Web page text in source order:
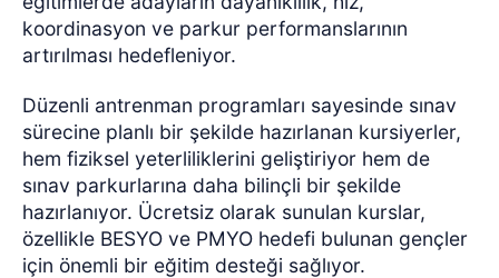
koordinasyon ve parkur performanslarının
artırılması hedefleniyor.
Düzenli antrenman programları sayesinde sınav
sürecine planlı bir şekilde hazırlanan kursiyerler,
hem fiziksel yeterliliklerini geliştiriyor hem de
sınav parkurlarına daha bilinçli bir şekilde
hazırlanıyor. Ücretsiz olarak sunulan kurslar,
özellikle BESYO ve PMYO hedefi bulunan gençler
için önemli bir eğitim desteği sağlıyor.